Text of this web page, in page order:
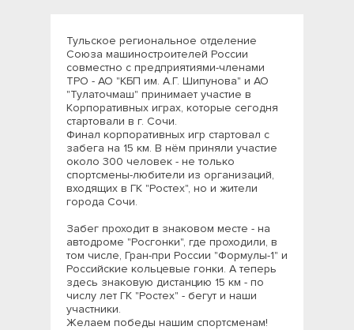
Тульское региональное отделение
Союза машиностроителей России
совместно с предприятиями-членами
ТРО - АО "КБП им. А.Г. Шипунова" и АО
"Тулаточмаш" принимает участие в
Корпоративных играх, которые сегодня
стартовали в г. Сочи.
Финал корпоративных игр стартовал с
забега на 15 км. В нём приняли участие
около 300 человек - не только
спортсмены-любители из организаций,
входящих в ГК "Ростех", но и жители
города Сочи.
Забег проходит в знаковом месте - на
автодроме "Росгонки", где проходили, в
том числе, Гран-при России "Формулы-1" и
Российские кольцевые гонки. А теперь
здесь знаковую дистанцию 15 км - по
числу лет ГК "Ростех" - бегут и наши
участники.
Желаем победы нашим спортсменам!